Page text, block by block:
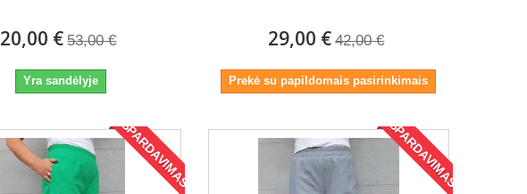
20,00 € 53,00 €
Yra sandėlyje
29,00 € 42,00 €
Prekė su papildomais pasirinkimais
IŠPARDAVIMAS! IŠPARDAVIMAS!